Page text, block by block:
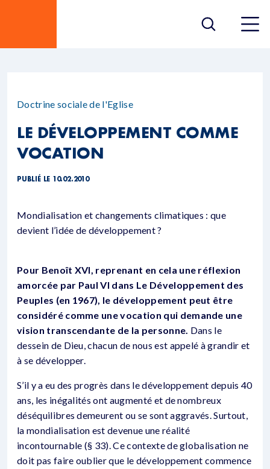
Doctrine sociale de l'Eglise
LE DÉVELOPPEMENT COMME
VOCATION
PUBLIÉ LE 10.02.2010
Mondialisation et changements climatiques : que
devient l’idée de développement ?
Pour Benoît XVI, reprenant en cela une réflexion
amorcée par Paul VI dans Le Développement des
Peuples (en 1967), le développement peut être
considéré comme une vocation qui demande une
vision transcendante de la personne. Dans le
dessein de Dieu, chacun de nous est appelé à grandir et
à se développer.
S’il y a eu des progrès dans le développement depuis 40
ans, les inégalités ont augmenté et de nombreux
déséquilibres demeurent ou se sont aggravés. Surtout,
la mondialisation est devenue une réalité
incontournable (§ 33). Ce contexte de globalisation ne
doit pas faire oublier que le développement commence